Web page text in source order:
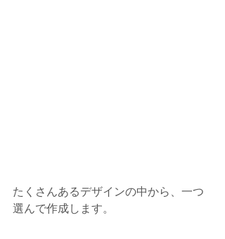
たくさんあるデザインの中から、一つ
選んで作成します。